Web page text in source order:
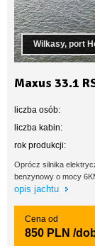
Wilkasy, port
Maxus 33.1
liczba osób:
liczba kabin:
rok produkcji:
Oprócz silnika
benzynowy o mocy
opis jachtu
Cena od
850 PLN /